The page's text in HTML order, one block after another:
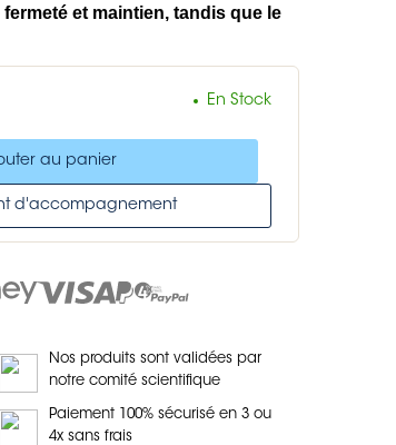
et maintien, tandis que le
En Stock
au panier
d'accompagnement
Nos produits sont validées par
notre comité scientifique
Paiement 100% sécurisé en 3 ou
4x sans frais